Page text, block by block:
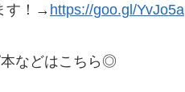
す！→ https://goo.gl/YvJo5a
などはこちら◎